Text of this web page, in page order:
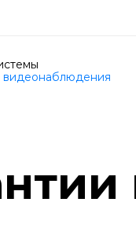
видеонаблюдения